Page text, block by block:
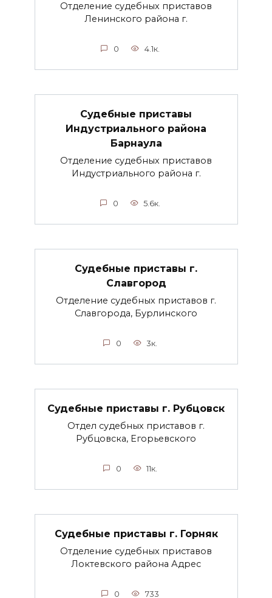
Отделение судебных приставов
Ленинского района г.
0 4.1к.
Судебные приставы
Индустриального района
Барнаула
Отделение судебных приставов
Индустриального района г.
0 5.6к.
Судебные приставы г.
Славгород
Отделение судебных приставов г.
Славгорода, Бурлинского
0 3к.
Судебные приставы г. Рубцовск
Отдел судебных приставов г.
Рубцовска, Егорьевского
0 11к.
Судебные приставы г. Горняк
Отделение судебных приставов
Локтевского района Адрес
0 733